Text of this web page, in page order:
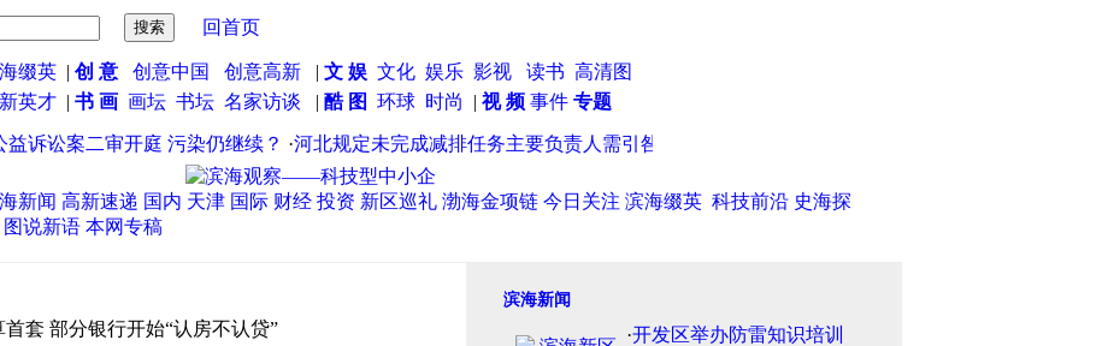
回首页
缀英| 创 意 创意中国 创意高新 | 文 娱 文化 娱乐 影视 读书 高清图
英才 | 书 画 画坛 书坛 名家访谈 | 酷 图 环球 时尚 | 视 频事件 专题
讼案二审开庭 污染仍继续？·河北规定未完成减排任务主要负责人需引咎辞职
新闻 高新速递 国内 天津 国际 财经 投资 新区巡礼 渤海金项链 今日关注 滨海缀英 科技前沿 史海探
图说新语 本网专稿
套 部分银行开始“认房不认贷”
滨海新闻
·开发区举办防雷知识培训